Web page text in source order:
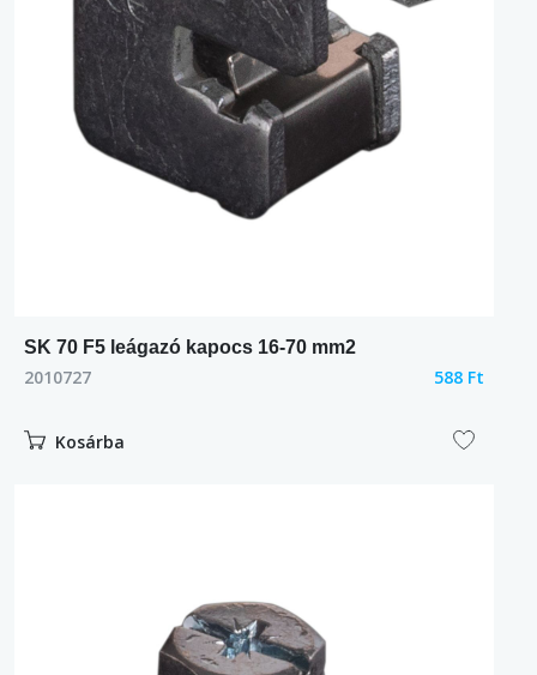
SK 70 F5 leágazó kapocs 16-70 mm2
2010727 588 Ft
Kosárba